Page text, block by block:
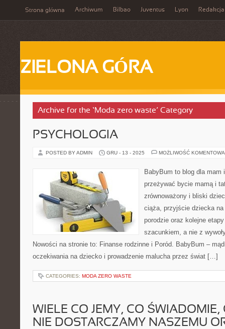
Strona główna Archiwum Bilbao Juventus Lyon Redakcja
ZIELONA GÓRA
Archive for the ‘Moda zero waste’ Category
PSYCHOLOGIA
POSTED BY ADMIN GRU - 13 - 2025 MOŻLIWOŚĆ
BabyBum to blog dla mam
przeżywać bycie mamą i
zrównoważony i bliski
ciąża, przyjście dziecka
porodzie oraz kolejne
szacunkiem, a nie z
Nowości na stronie to: Finanse rodzinne i Poród. BabyBum –
oczekiwania na dziecko i prowadzenie malucha przez świat […]
CATEGORIES: MODA ZERO WASTE
WIELE CO JEMY, CO ŚWIADOMIE,
NIE DOSTARCZAMY NASZEMU